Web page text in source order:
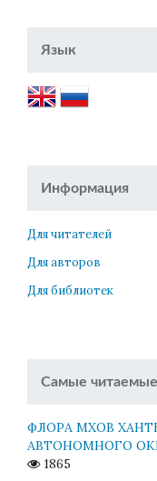
Язык
Информация
Для читателей
Для авторов
Для библиотек
Самые читаемые
ФЛОРА МХОВ
АВТОНОМНОГО
1865